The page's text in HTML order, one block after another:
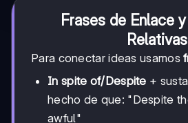
Frases de Enlace
Relativas
Para conectar ideas usamos
In spite of/Despite +
hecho de que: "Despite
awful"